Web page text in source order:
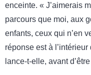
enceinte. « J’aimerais
parcours que moi, aux
enfants, ceux qui n’en
réponse est à
lance-t-elle, avant